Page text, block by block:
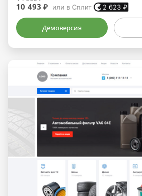
10 493 ₽ или в Сплит 2 623₽
Демоверсия